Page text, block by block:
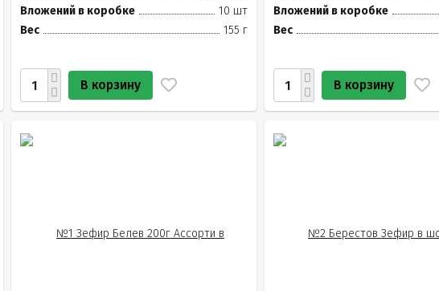
Вложений в коробке
10 шт
Вес
155 г
В корзину
Вложений в коробке
Вес
В корзину